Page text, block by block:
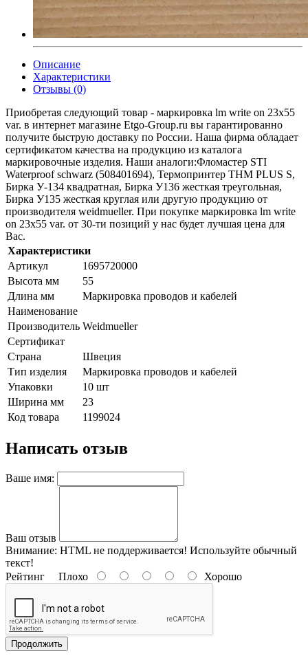
Описание
Характеристики
Отзывы (0)
Приобретая следующий товар - маркировка lm write on 23x55
var. в интернет магазине Etgo-Group.ru вы гарантированно
получите быструю доставку по России. Наша фирма обладает
сертификатом качества на продукцию из каталога
маркировочные изделия. Наши аналоги:Фломастер STI
Waterproof schwarz (508401694), Термопринтер THM PLUS S,
Бирка У-134 квадратная, Бирка У136 жесткая треугольная,
Бирка У135 жесткая круглая или другую продукцию от
производителя weidmueller. При покупке маркировка lm write
on 23x55 var. от 30-ти позиций у нас будет лучшая цена для
Вас.
Характеристики
Артикул
1695720000
Высота мм
55
Длина мм
Маркировка проводов и кабелей
Наименование
Производитель Weidmueller
Сертификат
Страна
Швеция
Тип изделия
Маркировка проводов и кабелей
Упаковки
10 шт
Ширина мм
23
Код товара
1199024
Написать отзыв
Ваше имя:
Ваш отзыв
Внимание: HTML не поддерживается! Используйте обычный
текст!
Рейтинг Плохо Хорошо
Продолжить